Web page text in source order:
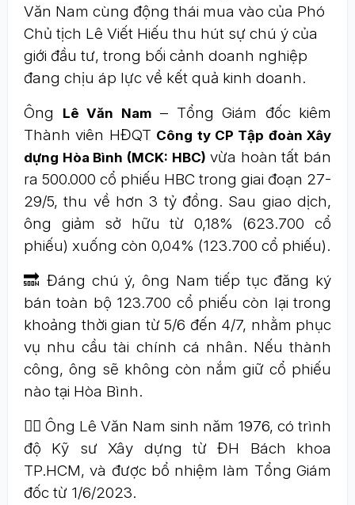
Văn Nam cùng động thái mua vào của Phó
Chủ tịch Lê Viết Hiếu thu hút sự chú ý của
giới đầu tư, trong bối cảnh doanh nghiệp
đang chịu áp lực về kết quả kinh doanh.
Ông
Lê Văn Nam – Tổng Giám đốc kiêm
Thành viên HĐQT Công ty CP Tập đoàn Xây
dựng Hòa Bình (MCK: HBC) vừa hoàn tất bán
ra 500.000 cổ phiếu HBC trong giai đoạn 27-
29/5, thu về hơn 3 tỷ đồng. Sau giao dịch,
ông giảm sở hữu từ 0,18% (623.700 cổ
phiếu) xuống còn 0,04% (123.700 cổ phiếu).
🔜 Đáng chú ý, ông Nam tiếp tục đăng ký
bán toàn bộ 123.700 cổ phiếu còn lại trong
khoảng thời gian từ 5/6 đến 4/7, nhằm phục
vụ nhu cầu tài chính cá nhân. Nếu thành
công, ông sẽ không còn nắm giữ cổ phiếu
nào tại Hòa Bình.
👷‍♂️ Ông Lê Văn Nam sinh năm 1976, có trình
độ Kỹ sư Xây dựng từ ĐH Bách khoa
TP.HCM, và được bổ nhiệm làm Tổng Giám
đốc từ 1/6/2023.